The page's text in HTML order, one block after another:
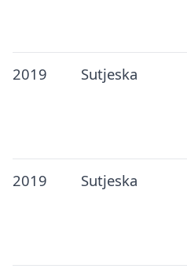
2019 Sutjeska
2019 Sutjeska